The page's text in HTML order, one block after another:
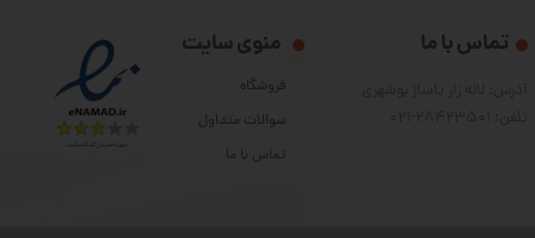
منوی سایت
فروشگاه
سوالات متداول
تماس با ما
تماس با ما